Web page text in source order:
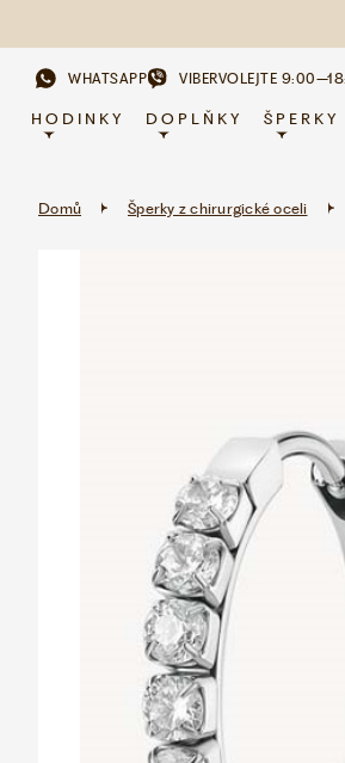
WHATSAPP VIBERVOLEJTE
HODINKY DOPLŇKY ŠPERKY
Domů Šperky z chirurgické oceli